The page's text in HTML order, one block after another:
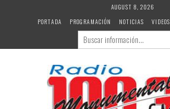
AUGUST 8, 2026
PORTADA
PROGRAMACIÓN NOTICIAS VIDEOS